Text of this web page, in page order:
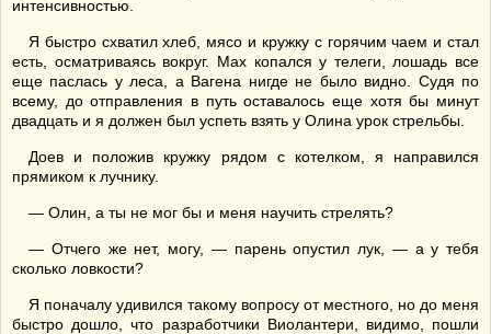
интенсивностью.
Я быстро схватил хлеб, мясо и кружку с горячим чаем и стал
есть, осматриваясь вокруг. Мах копался у телеги, лошадь все
еще паслась у леса, а Вагена нигде не было видно. Судя по
всему, до отправления в путь оставалось еще хотя бы минут
двадцать и я должен был успеть взять у Олина урок стрельбы.
Доев и положив кружку рядом с котелком, я направился
прямиком к лучнику.
— Олин, а ты не мог бы и меня научить стрелять?
— Отчего же нет, могу, — парень опустил лук, — а у тебя
сколько ловкости?
Я поначалу удивился такому вопросу от местного, но до меня
быстро дошло, что разработчики Виолантери, видимо, пошли